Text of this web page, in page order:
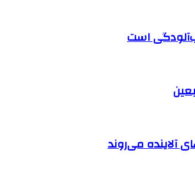
است
آلاینده می‌روند